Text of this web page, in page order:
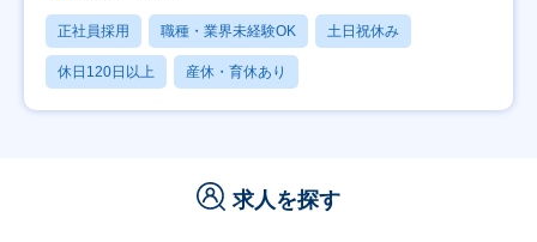
正社員採用 職種・業界未経験OK 土日祝休み
休日120日以上 産休・育休あり
求人を探す